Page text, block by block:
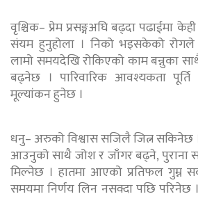
वृश्चिक– प्रेम प्रसङ्गअघि बढ्दा पढाईमा
संयम हुनुहोला । निको भइसकेको
लामो समयदेखि रोकिएको काम बन्नुका
बढ्नेछ । पारिवारिक आवश्यकता
मूल्यांकन हुनेछ ।
धनु– अरुको विश्वास सजिलै जित्न सकिनेछ ।
आउनुको साथै जोश र जाँगर बढ्ने,
मिल्नेछ । हातमा आएको प्रतिफल
समयमा निर्णय लिन नसक्दा पछि